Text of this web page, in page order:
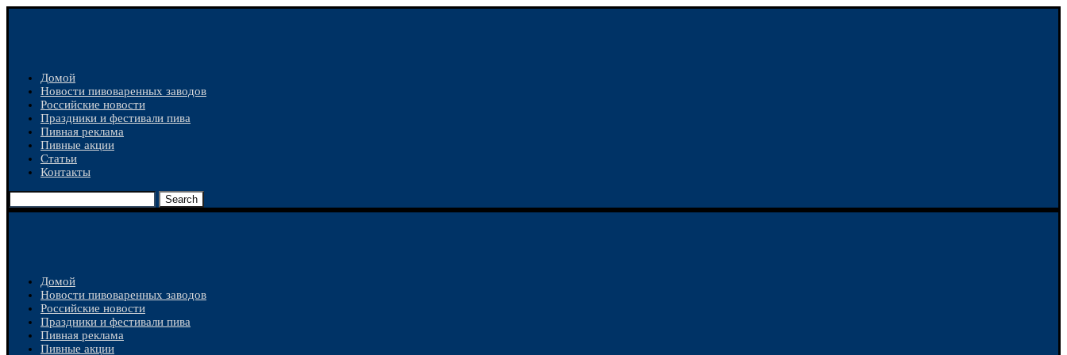
Домой
Новости пивоваренных заводов
Российские новости
Праздники и фестивали пива
Пивная реклама
Пивные акции
Статьи
Контакты
Search
Домой
Новости пивоваренных заводов
Российские новости
Праздники и фестивали пива
Пивная реклама
Пивные акции